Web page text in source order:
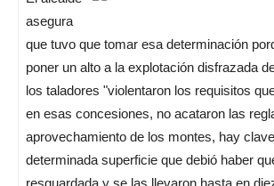
asegura
que tuvo que tomar esa determinación
poner un alto a la explotación disfrazada
los taladores "violentaron los requisitos
en esas concesiones, no acataron las
aprovechamiento de los montes, hay
determinada superficie que debió haber
resguardada y se las llevaron hasta en